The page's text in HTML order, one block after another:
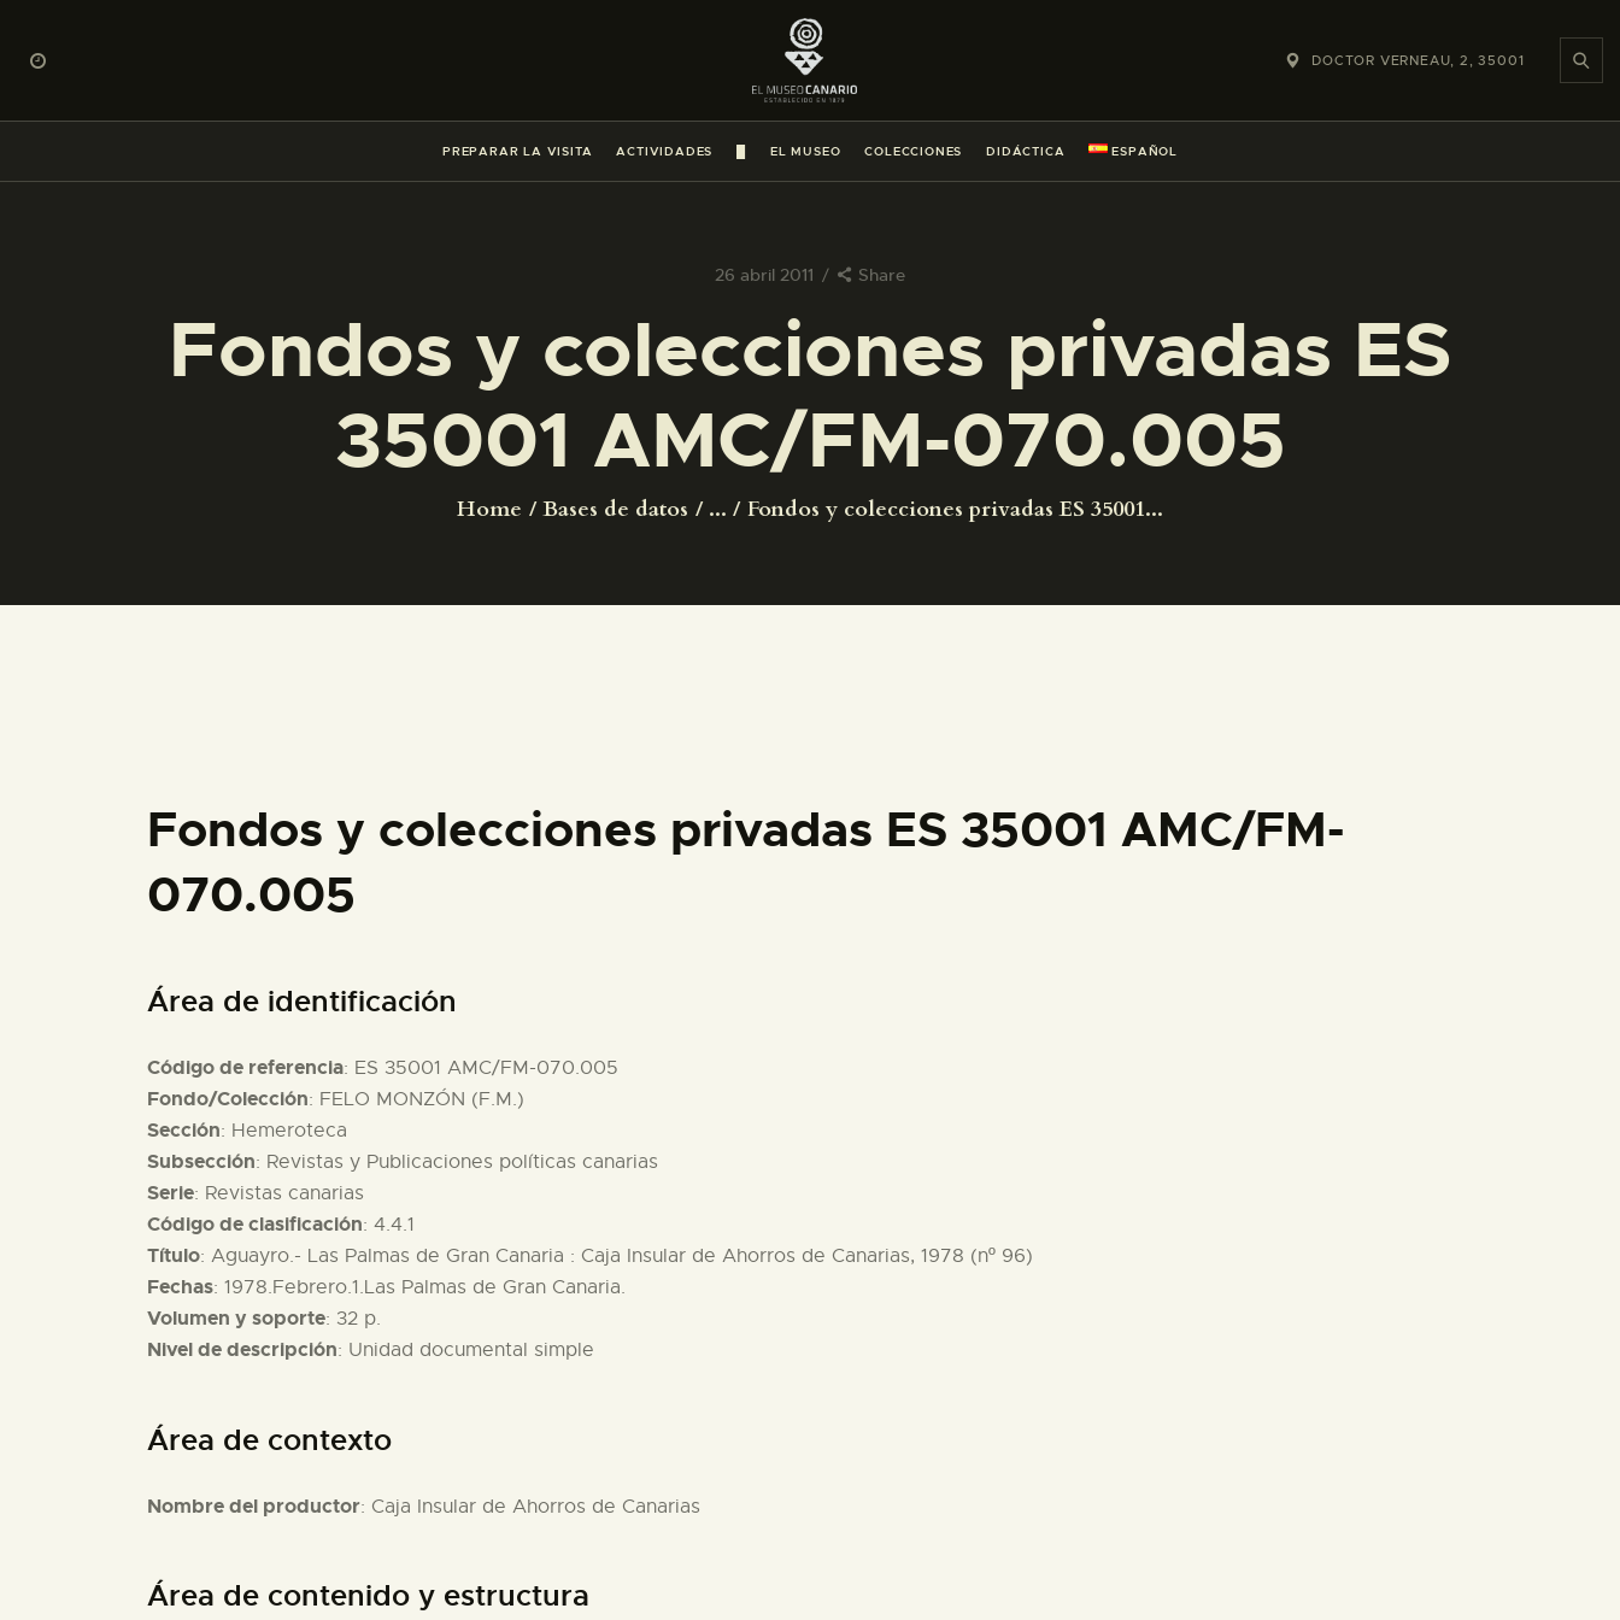
DOCTOR VERNEAU, 2, 35001
PREPARAR LA VISITA ACTIVIDADES EL MUSEO COLECCIONES DIDÁCTICA ESPAÑOL
26 abril 2011 Share
Fondos y colecciones privadas ES
35001 AMC/FM-070.005
Home Bases de datos ... Fondos y colecciones privadas ES 35001...
PREPARAR LA VISITA
ACTIVIDADES
█
COLECCIONES
DIDÁCTICA
ESPAÑOL
Fondos y colecciones privadas ES 35001 AMC/FM-
070.005
Área de identificación
Código de referencia: ES 35001 AMC/FM-070.005
Fondo/Colección: FELO MONZÓN (F.M.)
Sección: Hemeroteca
Subsección: Revistas y Publicaciones políticas canarias
Serie: Revistas canarias
Código de clasificación: 4.4.1
Título: Aguayro.- Las Palmas de Gran Canaria : Caja Insular de Ahorros de Canarias, 1978 (nº 96)
Fechas: 1978.Febrero.1.Las Palmas de Gran Canaria.
Volumen y soporte: 32 p.
Nivel de descripción: Unidad documental simple
Área de contexto
Nombre del productor: Caja Insular de Ahorros de Canarias
Área de contenido y estructura